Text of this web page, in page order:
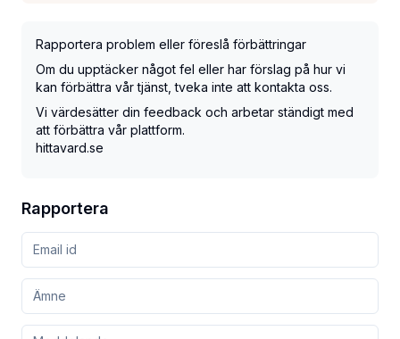
Rapportera problem eller föreslå förbättringar
Om du upptäcker något fel eller har förslag på hur vi
kan förbättra vår tjänst, tveka inte att kontakta oss.
Vi värdesätter din feedback och arbetar ständigt med
att förbättra vår plattform.
hittavard.se
Rapportera